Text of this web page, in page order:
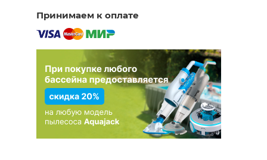
Принимаем к оплате